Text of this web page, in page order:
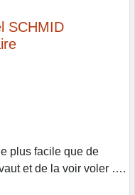
SCHMID
plus facile que de
et de la voir voler ….